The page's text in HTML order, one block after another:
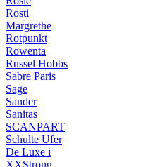
Rosti
Margrethe
Rotpunkt
Rowenta
Russel Hobbs
Sabre Paris
Sage
Sander
Sanitas
SCANPART
Schulte Ufer
De Luxe i
XXStrong